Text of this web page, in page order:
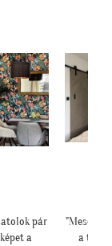
pár
képet a
a